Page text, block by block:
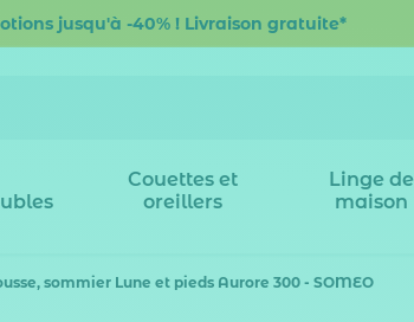
jusqu'à -40% ! Livraison gratuite*
Couettes et
oreillers
Linge de
maison
sommier Lune et pieds Aurore 300 - SOMEO